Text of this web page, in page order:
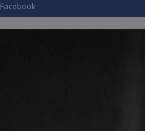
Facebook